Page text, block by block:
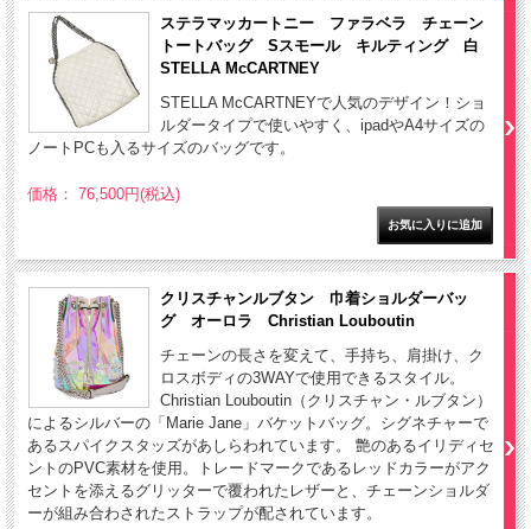
ステラマッカートニー ファラベラ チェーン
トートバッグ Sスモール キルティング 白
STELLA McCARTNEY
STELLA McCARTNEYで人気のデザイン！ショ
ルダータイプで使いやすく、ipadやA4サイズの
ノートPCも入るサイズのバッグです。
価格： 76,500円(税込)
クリスチャンルブタン 巾着ショルダーバッ
グ オーロラ Christian Louboutin
チェーンの長さを変えて、手持ち、肩掛け、ク
ロスボディの3WAYで使用できるスタイル。
Christian Louboutin（クリスチャン・ルブタン）
によるシルバーの「Marie Jane」バケットバッグ。シグネチャーで
あるスパイクスタッズがあしらわれています。 艶のあるイリディセ
ントのPVC素材を使用。トレードマークであるレッドカラーがアク
セントを添えるグリッターで覆われたレザーと、チェーンショルダ
ーが組み合わされたストラップが配されています。